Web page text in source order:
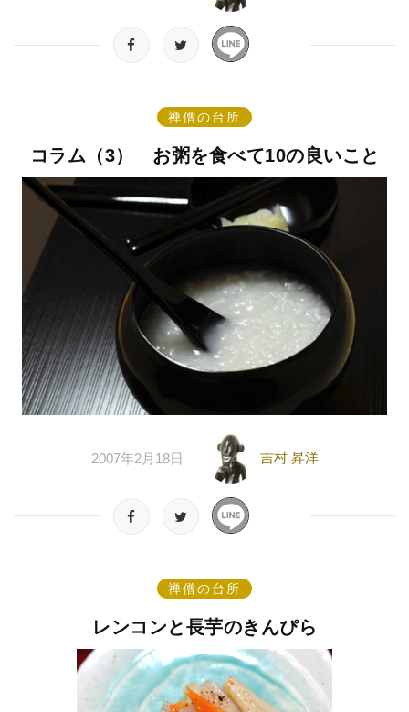
禅僧の台所
コラム（3） お粥を食べて10の良いこと
2007年2月18日 吉村 昇洋
禅僧の台所
レンコンと長芋のきんぴら